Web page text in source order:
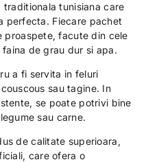
traditionala tunisiana care
perfecta. Fiecare pachet
proaspete, facute din cele
de grau dur si apa.
a fi servita in feluri
sau tagine. In
se poate potrivi bine
sau carne.
de calitate superioara,
care ofera o